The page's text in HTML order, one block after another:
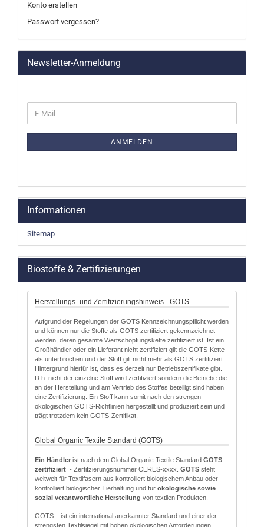
Konto erstellen
Passwort vergessen?
Newsletter-Anmeldung
ZUR
E-
Mail
ANMELDEN
Informationen
Sitemap
Biostoffe & Zertifizierungen
Herstellungs- und Zertifizierungshinweis - GOTS
Aufgrund der Regelungen der GOTS Kennzeichnungspflicht werden
und können nur die Stoffe als GOTS zertifiziert gekennzeichnet
werden, deren gesamte Wertschöpfungskette zertifiziert ist. Ist ein
Großhändler oder ein Lieferant nicht zertifiziert gilt die GOTS-Kette
als unterbrochen und der Stoff gilt nicht mehr als GOTS zertifiziert.
Hintergrund hierfür ist, dass es derzeit nur Betriebszertifikate gibt.
D.h. nicht der einzelne Stoff wird zertifiziert sondern die Betriebe die
an der Herstellung und am Vertrieb des Stoffes beteiligt sind haben
eine Zertifizierung. Ein Stoff kann somit nach den strengen
ökologischen GOTS-Richtlinien hergestellt und produziert sein und
trägt trotzdem kein GOTS-Zertifikat.
Global Organic Textile Standard (GOTS)
Ein Händler ist nach dem Global Organic Textile Standard GOTS
zertifiziert - Zertifzierungsnummer CERES-xxxx. GOTS steht
weltweit für Textilfasern aus kontrolliert biologischem Anbau oder
kontrolliert biologischer Tierhaltung und für ökologische sowie
sozial verantwortliche Herstellung von textilen Produkten.
GOTS – ist ein international anerkannter Standard und einer der
strengsten Textilsiegel mit hohen ökologischen Anforderungen.